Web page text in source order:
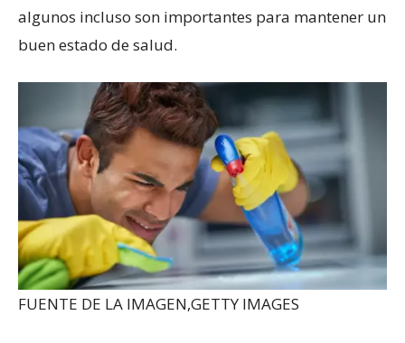
algunos incluso son importantes para mantener un
buen estado de salud.
FUENTE DE LA IMAGEN,GETTY IMAGES